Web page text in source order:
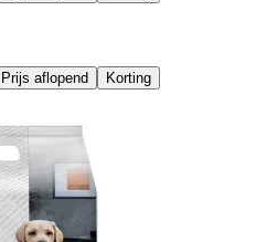
Prijs aflopend Korting